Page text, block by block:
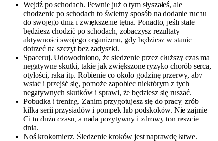
Wejdź po schodach. Pewnie już o tym słyszałeś, ale
chodzenie po schodach to świetny sposób na dodanie ruchu
do swojego dnia i zwiększenie tętna. Ponadto, jeśli stale
będziesz chodzić po schodach, zobaczysz rezultaty
aktywności swojego organizmu, gdy będziesz w stanie
dotrzeć na szczyt bez zadyszki.
Spaceruj. Udowodniono, że siedzenie przez dłuższy czas ma
negatywne skutki, takie jak zwiększone ryzyko chorób serca,
otyłości, raka itp. Robienie co około godzinę przerwy, aby
wstać i przejść się, pomoże zapobiec niektórym z tych
negatywnych skutków i sprawi, że będziesz się ruszać.
Pobudka i trening. Zanim przygotujesz się do pracy, zrób
kilka serii przysiadów i pompek lub podskoków. Nie zajmie
Ci to dużo czasu, a nada pozytywny i zdrowy ton reszcie
dnia.
Noś krokomierz. Śledzenie kroków jest naprawdę łatwe.